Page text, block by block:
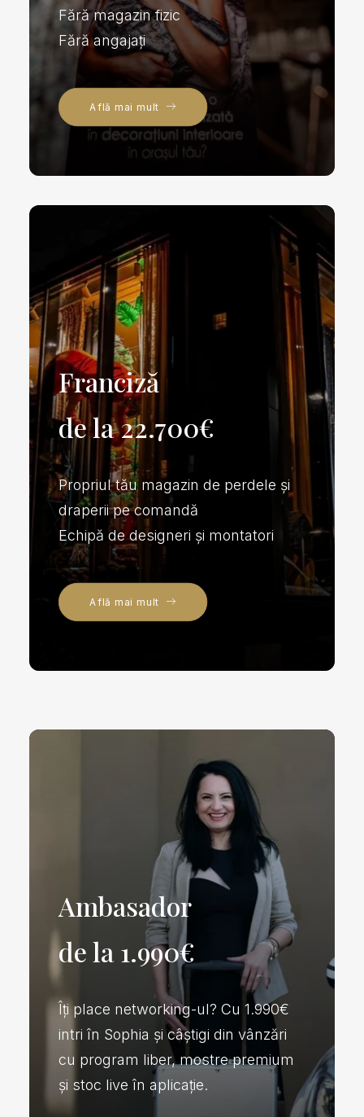
Fără magazin fizic
Fără angajați
Află mai mult
Franciză
de la 22.700€
Propriul tău magazin de perdele și
draperii pe comandă
Echipă de designeri și montatori
Află mai mult
Ambasador
de la 1.990€
Îți place networking-ul? Cu 1.990€
intri în Sophia și câștigi din vânzări
cu program liber, mostre premium
și stoc live în aplicație.